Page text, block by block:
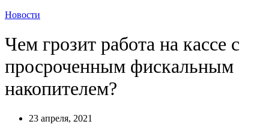
Новости
Чем грозит работа на кассе с
просроченным фискальным
накопителем?
23 апреля, 2021